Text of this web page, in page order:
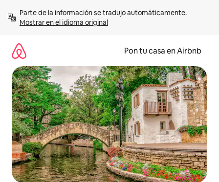
contenidoMostrar en el idioma original
Pon tu casa en Airbnb